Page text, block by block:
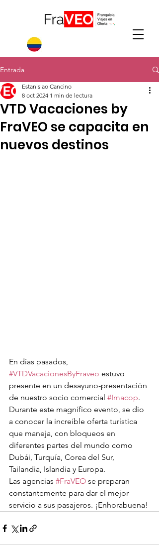
Entrada
VTD Vacaciones by
FraVEO se capacita en
nuevos destinos
Estanislao Cancino
8 oct 2024 1 min de lectura
En días pasados,
#VTDVacacionesByFraveo estuvo
presente en un desayuno-presentación
de nuestro socio comercial #Imacop.
Durante este magnífico evento, se dio
a conocer la increíble oferta turística
que maneja, con bloqueos en
diferentes partes del mundo como
Dubái, Turquía, Corea del Sur,
Tailandia, Islandia y Europa.
Las agencias #FraVEO se preparan
constantemente para dar el mejor
servicio a sus pasajeros. ¡Enhorabuena!